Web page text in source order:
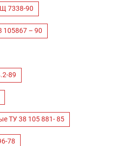
7338-90
105867 – 90
89
ТУ 38 105 881- 85
78